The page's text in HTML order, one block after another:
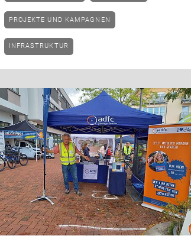
PROJEKTE UND KAMPAGNEN
INFRASTRUKTUR